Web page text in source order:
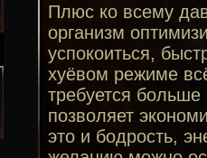
Плюс ко всему
организм
успокоиться,
хуёвом режиме
требуется
позволяет
это и бодрость,